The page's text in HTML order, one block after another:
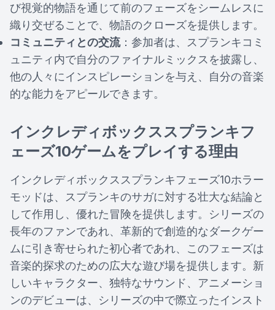
び視覚的物語を通じて前のフェーズをシームレスに
織り交ぜることで、物語のクローズを提供します。
コミュニティとの交流：参加者は、スプランキコミ
ュニティ内で自分のファイナルミックスを披露し、
他の人々にインスピレーションを与え、自分の音楽
的な能力をアピールできます。
インクレディボックススプランキフ
ェーズ10ゲームをプレイする理由
インクレディボックススプランキフェーズ10ホラー
モッドは、スプランキのサガに対する壮大な結論と
して作用し、優れた冒険を提供します。シリーズの
長年のファンであれ、革新的で創造的なダークゲー
ムに引き寄せられた初心者であれ、このフェーズは
音楽的探求のための広大な遊び場を提供します。新
しいキャラクター、独特なサウンド、アニメーショ
ンのデビューは、シリーズの中で際立ったインスト